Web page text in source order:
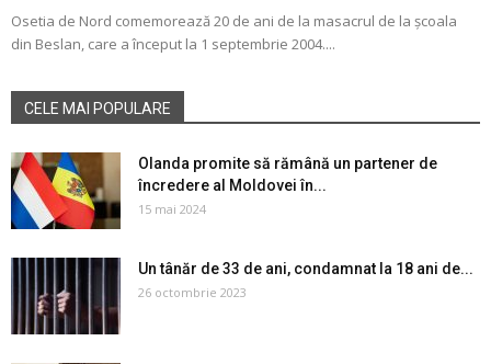
Osetia de Nord comemorează 20 de ani de la masacrul de la școala
din Beslan, care a început la 1 septembrie 2004....
CELE MAI POPULARE
Olanda promite să rămână un partener de
încredere al Moldovei în...
15 mai 2024
Un tânăr de 33 de ani, condamnat la 18 ani de...
26 octombrie 2023